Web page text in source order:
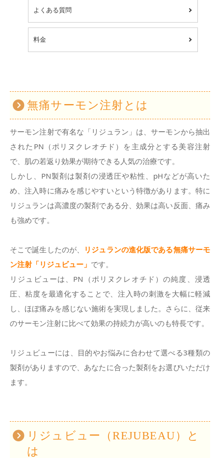
よくある質問
料金
無痛サーモン注射とは
サーモン注射で有名な「リジュラン」は、サーモンから抽出
されたPN（ポリヌクレオチド）を主成分とする美容注射
で、肌の若返り効果が期待できる人気の治療です。
しかし、PN製剤は製剤の浸透圧や粘性、pHなどが高いた
め、注入時に痛みを感じやすいという特徴があります。特に
リジュランは高濃度の製剤である分、効果は高い反面、痛み
も強めです。
そこで誕生したのが、
リジュランの進化版である無痛サーモ
ン注射「リジュビュー」 です。
リジュビューは、PN（ポリヌクレオチド）の純度、浸透
圧、粘度を最適化することで、注入時の刺激を大幅に軽減
し、ほぼ痛みを感じない施術を実現しました。さらに、従来
のサーモン注射に比べて効果の持続力が高いのも特長です。
リジュビューには、目的やお悩みに合わせて選べる3種類の
製剤がありますので、あなたに合った製剤をお選びいただけ
ます。
リジュビュー（REJUBEAU）と
は